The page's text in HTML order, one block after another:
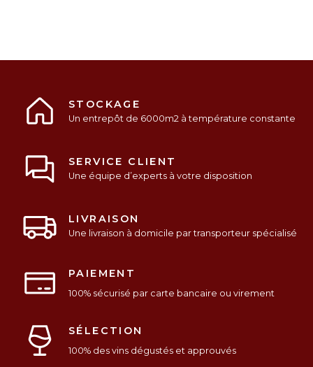
STOCKAGE
Un entrepôt de 6000m2 à température constante
SERVICE CLIENT
Une équipe d’experts à votre disposition
LIVRAISON
Une livraison à domicile par transporteur spécialisé
PAIEMENT
100% sécurisé par carte bancaire ou virement
SÉLECTION
100% des vins dégustés et approuvés